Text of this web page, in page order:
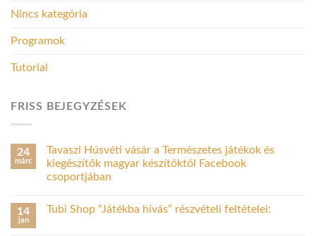
Nincs kategória
Programok
Tutorial
FRISS BEJEGYZÉSEK
24
márc
Tavaszi Húsvéti vásár a Természetes játékok és
kiegészítők magyar készítőktől Facebook
csoportjában
14
jan
Tubi Shop “Játékba hívás” részvételi feltételei: